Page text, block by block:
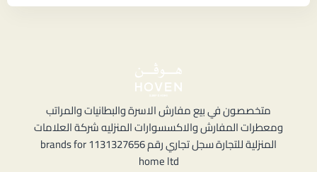
متخصصون في بيع مفارش الاسرة والبطانيات والمراتب
ومعطرات المفارش والاكسسوارات المنزليه شركة العلامات
المنزلية للتجارة سجل تجاري رقم 1131327656 brands for
home ltd